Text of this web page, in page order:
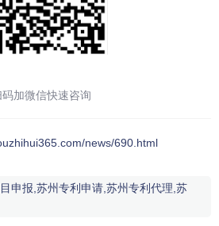
码加微信快速咨询
news/690.html
申报,苏州专利申请,苏州专利代理,苏